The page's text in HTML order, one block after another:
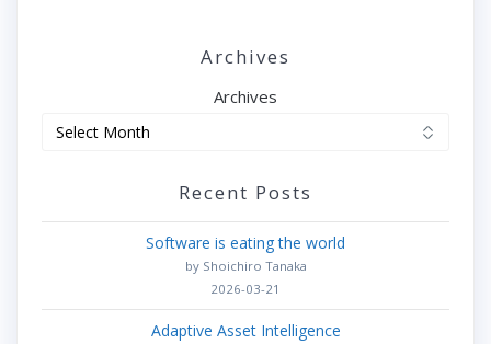
Archives
Archives
Recent Posts
Software is eating the world
by Shoichiro Tanaka
2026-03-21
Adaptive Asset Intelligence